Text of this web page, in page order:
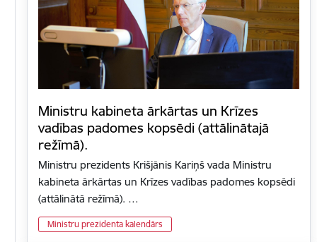
Ministru kabineta ārkārtas un Krīzes
vadības padomes kopsēdi (attālinātajā
režīmā).
Ministru prezidents Krišjānis Kariņš vada Ministru
kabineta ārkārtas un Krīzes vadības padomes kopsēdi
(attālinātā režīmā). …
Ministru prezidenta kalendārs